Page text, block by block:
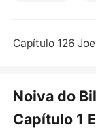
O que ela não
Cinco anos
te. Olhando
Noiva do
Capítulo 1